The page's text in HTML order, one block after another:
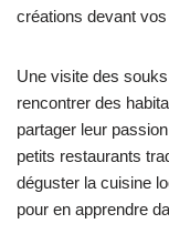
créations devant
Une visite des
rencontrer des
partager leur
petits restaurants
déguster la cuisine
pour en apprendre